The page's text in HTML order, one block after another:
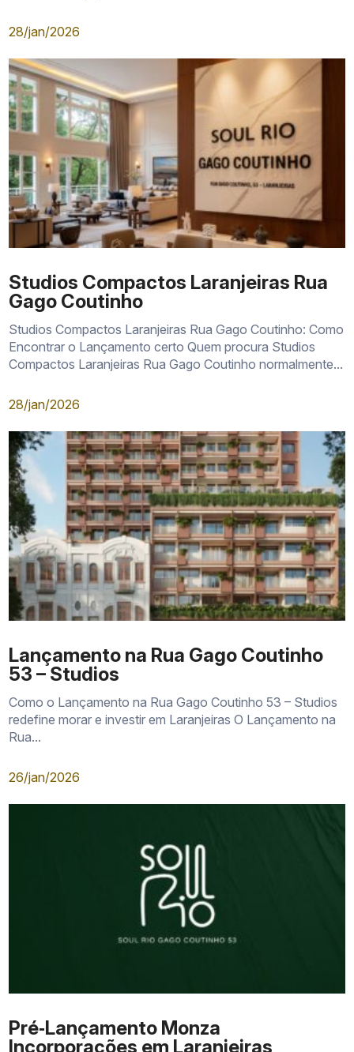
28/jan/2026
Studios Compactos Laranjeiras Rua
Gago Coutinho
Studios Compactos Laranjeiras Rua Gago Coutinho: Como
Encontrar o Lançamento certo Quem procura Studios
Compactos Laranjeiras Rua Gago Coutinho normalmente...
28/jan/2026
Lançamento na Rua Gago Coutinho
53 – Studios
Como o Lançamento na Rua Gago Coutinho 53 – Studios
redefine morar e investir em Laranjeiras O Lançamento na
Rua...
26/jan/2026
Pré‑Lançamento Monza
Incorporações em Laranjeiras